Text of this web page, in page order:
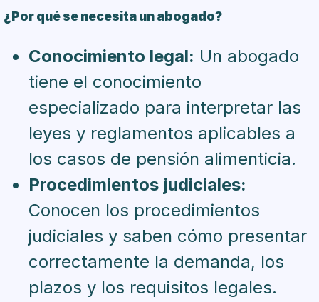
¿Por qué se necesita un abogado?
Conocimiento legal: Un abogado
tiene el conocimiento
especializado para interpretar las
leyes y reglamentos aplicables a
los casos de pensión alimenticia.
Procedimientos judiciales:
Conocen los procedimientos
judiciales y saben cómo presentar
correctamente la demanda, los
plazos y los requisitos legales.